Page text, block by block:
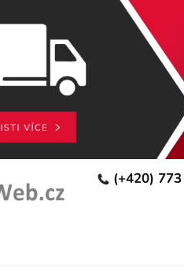
(+420)